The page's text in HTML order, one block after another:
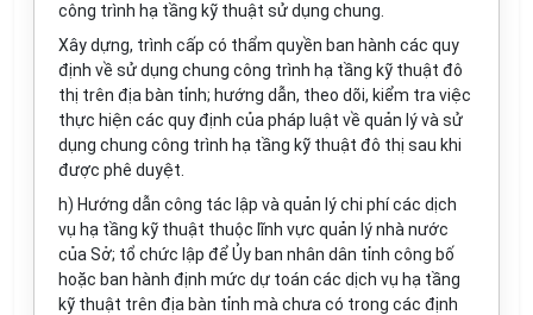
công trình hạ tầng kỹ thuật sử dụng chung.
Xây dựng, trình cấp có thẩm quyền ban hành các quy
định về sử dụng chung công trình hạ tầng kỹ thuật đô
thị trên địa bàn tỉnh; hướng dẫn, theo dõi, kiểm tra việc
thực hiện các quy định của pháp luật về quản lý và sử
dụng chung công trình hạ tầng kỹ thuật đô thị sau khi
được phê duyệt.
h) Hướng dẫn công tác lập và quản lý chi phí các dịch
vụ hạ tầng kỹ thuật thuộc lĩnh vực quản lý nhà nước
của Sở; tổ chức lập để Ủy ban nhân dân tỉnh công bố
hoặc ban hành định mức dự toán các dịch vụ hạ tầng
kỹ thuật trên địa bàn tỉnh mà chưa có trong các định